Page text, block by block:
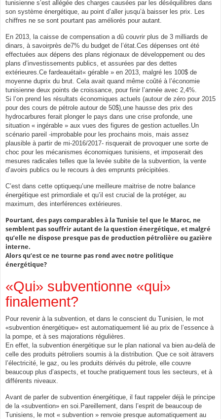
tunisienne s’est allégée des charges causées par les déséquilibres dans
son système énergétique, au point d’aller jusqu’à baisser les prix. Les
chiffres ne se sont pourtant pas améliorés pour autant.
En 2013, la caisse de compensation a dû couvrir plus de 3 milliards de
dinars, à savoirprès de7% du budget de l’état.Ces dépenses ont été
effectuées aux dépens des plans régionaux de développement ou des
plans d’investissements publics, et assurées par des dettes
extérieures.Ce fardeauétait« gérable » en 2013, malgré les 100$ de
moyenne duprix du brut. Cela avait quand même coûté à l’économie
tunisienne deux points de croissance, pour finir l’année avec 2,4%.
Si l’on prend les résultats économiques actuels (autour de zéro pour 2015
pour des cours de pétrole autour de 50$),une hausse des prix des
hydrocarbures ferait plonger le pays dans une crise profonde, une
situation « ingérable » aux vues des figures de gestion actuelles.Un
scénario pareil -improbable pour les prochains mois, mais assez
plausible à partir de mi-2016/2017- risquerait de provoquer une sorte de
choc pour les mécanismes économiques tunisiens, et imposerait des
mesures radicales telles que la levée subite de la subvention, la vente
d’avoirs publics ou le recours à des emprunts précipitées.
C’est dans cette optiquequ’une meilleure maitrise de notre balance
énergétique est primordiale et qu’il est crucial de la protéger, au
maximum, des interférences extérieures.
Pourtant, des pays comparables à la Tunisie tel que le Maroc, ne
semblent pas souffrir autant de la question énergétique, et malgré
qu’elle ne dispose presque pas de production pétrolière ou gazière
interne.
Alors qu’est ce ne tourne pas rond avec notre politique
énergétique?
«Qui» subventionne «qui»
finalement?
Pour revenir à la subvention, et dans le conscient du Tunisien, le mot
«subvention énergétique» est automatiquement lié au prix de l’essence à
la pompe, et à ses majorations régulières.
En effet, la subvention énergétique sur le plan national va bien au-delà de
celle des produits pétroliers soumis à la distribution. Que ce soit àtravers
l’électricité, le gaz, ou les produits dérivés du pétrole, elle couvre
beaucoup plus d’aspects, et touche pratiquement tous les secteurs, et à
différents niveaux.
Avant de parler de subvention énergétique, il faut rappeler déjà le principe
de la «subvention» en soi.Pareillement, dans l’esprit de beaucoup de
Tunisiens, le mot « subvention » renvoie presque automatiquement au